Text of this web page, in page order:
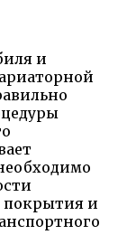
и
покрытия и